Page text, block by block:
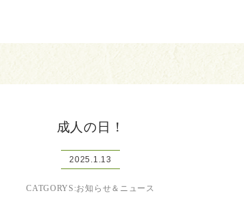
成人の日！
2025.1.13
CATGORYS:お知らせ＆ニュース